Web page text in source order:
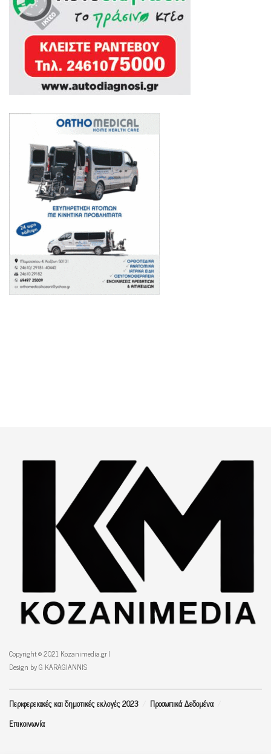
Copyright © 2021 Kozanimedia.gr |
Design by G KARAGIANNIS
Περιφερειακές και δημοτικές εκλογές 2023
Προσωπικά Δεδομένα
Επικοινωνία